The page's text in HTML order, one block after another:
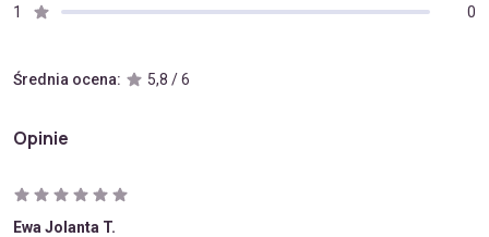
1 0
Średnia ocena: 5,8 / 6
Opinie
Ewa Jolanta T.